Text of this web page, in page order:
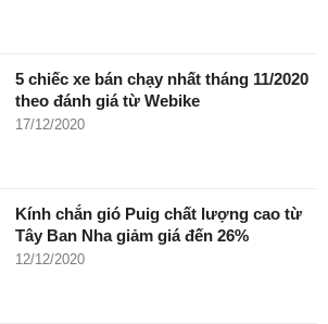
5 chiếc xe bán chạy nhất tháng 11/2020
theo đánh giá từ Webike
17/12/2020
Kính chắn gió Puig chất lượng cao từ
Tây Ban Nha giảm giá đến 26%
12/12/2020